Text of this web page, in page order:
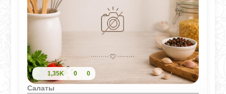
1,35K 0 0
Салаты